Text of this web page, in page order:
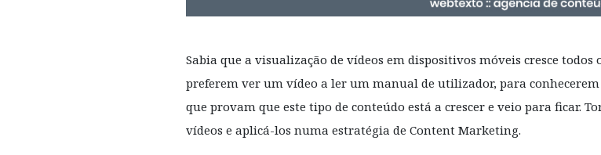
Sabia que a visualização de vídeos em dispositivos móveis cresce todos
preferem ver um vídeo a ler um manual de utilizador, para
que provam que este tipo de conteúdo está a crescer e veio para ficar.
vídeos e aplicá-los numa estratégia de Content Marketing.